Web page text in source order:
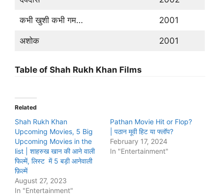
कभी खुशी कभी गम… 2001
अशोक 2001
Table of Shah Rukh Khan Films
Related
Shah Rukh Khan
Upcoming Movies, 5 Big
Upcoming Movies in the
list | शाहरुख खान की आने वाली
फिल्में, लिस्ट में 5 बड़ी आनेवाली
फ़िल्में
August 27, 2023
In "Entertainment"
Pathan Movie Hit or Flop?
| पठान मूवी हिट या फ्लॉप?
February 17, 2024
In "Entertainment"